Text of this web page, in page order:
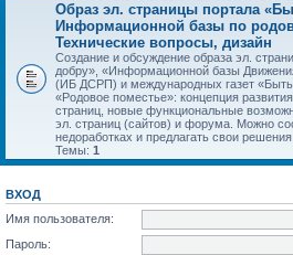
Образ эл. страницы портала
Информационной базы по
Технические вопросы, дизайн
Создание и обсуждение образа эл.
добру», «Информационной базы
(ИБ ДСРП) и международных газет «Быть
«Родовое поместье»: концепция
страниц, новые функциональные
эл. страниц (сайтов) и форума. Можно
недоработках и предлагать свои решения.
Темы: 1
ВХОД
Имя пользователя:
Пароль: